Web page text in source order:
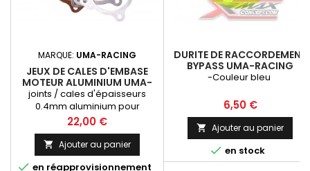
MARQUE: UMA-RACING
JEUX DE CALES D'EMBASE
MOTEUR ALUMINIUM UMA-
RACING
joints / cales d'épaisseurs
0.4mm aluminium pour
embase moteur 180cc ou 200
cc .
Prix
22,00 €
 Ajouter au panier
 en réapprovisionnement
DURITE DE RACCORDEMENT
BYPASS UMA-RACING
-Couleur bleu
Prix
6,50 €
 Ajouter au panier
 en stock